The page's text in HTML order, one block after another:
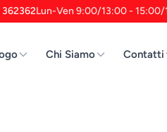
Lun-Ven 9:00/13:00 -
Chi Siamo Contatti